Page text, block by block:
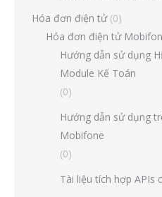
Hóa đơn điện tử(0)
Hóa đơn điện tử
Hướng dẫn sử dụng
Module Kế Toán
(0)
Hướng dẫn sử dụng
Mobifone
(0)
Tài liệu tích hợp